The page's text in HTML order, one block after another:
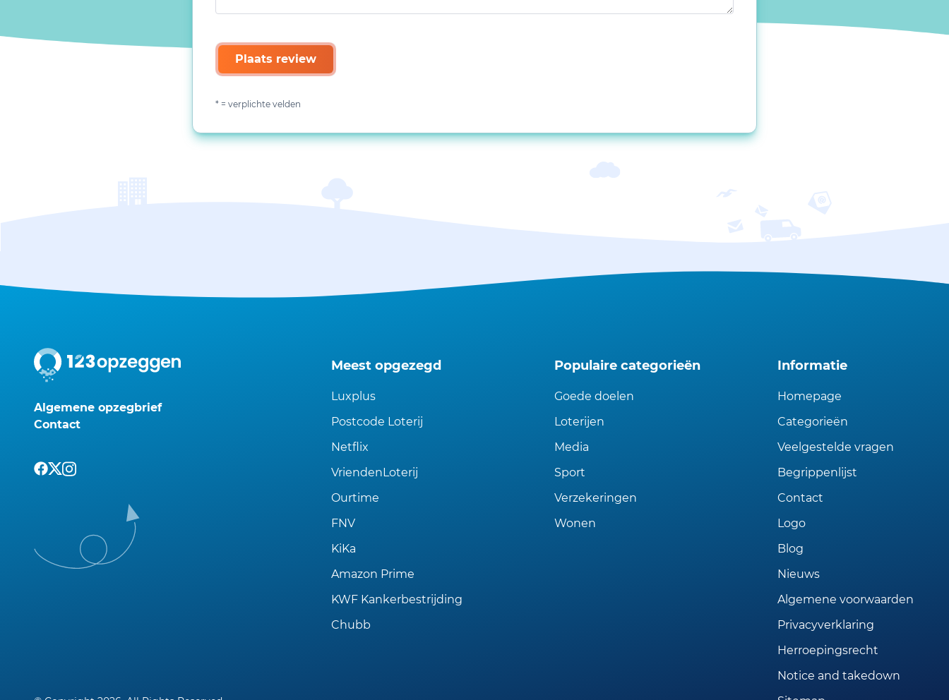
Plaats review
* = verplichte velden
Algemene opzegbrief
Contact
Meest opgezegd
Luxplus
Postcode Loterij
Netflix
VriendenLoterij
Ourtime
FNV
KiKa
Amazon Prime
KWF Kankerbestrijding
Chubb
Populaire categorieën
Goede doelen
Loterijen
Media
Sport
Verzekeringen
Wonen
Informatie
Homepage
Categorieën
Veelgestelde vragen
Begrippenlijst
Contact
Logo
Blog
Nieuws
Algemene voorwaarden
Privacyverklaring
Herroepingsrecht
Notice and takedown